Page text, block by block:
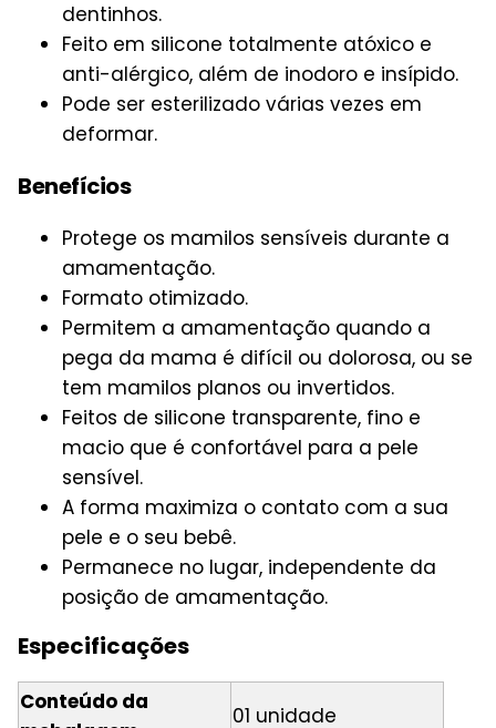
dentinhos.
Feito em silicone totalmente atóxico e
anti-alérgico, além de inodoro e insípido.
Pode ser esterilizado várias vezes em
deformar.
Benefícios
Protege os mamilos sensíveis durante a
amamentação.
Formato otimizado.
Permitem a amamentação quando a
pega da mama é difícil ou dolorosa, ou se
tem mamilos planos ou invertidos.
Feitos de silicone transparente, fino e
macio que é confortável para a pele
sensível.
A forma maximiza o contato com a sua
pele e o seu bebê.
Permanece no lugar, independente da
posição de amamentação.
Especificações
Conteúdo da
01 unidade